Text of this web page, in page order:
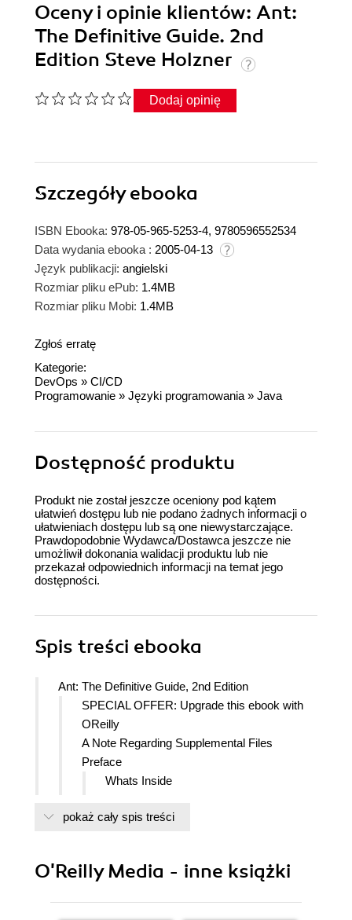
Oceny i opinie klientów: Ant:
The Definitive Guide. 2nd
Edition Steve Holzner
Dodaj opinię
Szczegółyebooka
ISBN Ebooka: 978-05-965-5253-4, 9780596552534
Data wydania ebooka : 2005-04-13
Język publikacji: angielski
Rozmiar pliku ePub: 1.4MB
Rozmiar pliku Mobi: 1.4MB
Zgłoś erratę
Kategorie:
DevOps » CI/CD
Programowanie » Języki programowania » Java
Dostępność produktu
Produkt nie został jeszcze oceniony pod kątem
ułatwień dostępu lub nie podano żadnych informacji o
ułatwieniach dostępu lub są one niewystarczające.
Prawdopodobnie Wydawca/Dostawca jeszcze nie
umożliwił dokonania walidacji produktu lub nie
przekazał odpowiednich informacji na temat jego
dostępności.
Spis treści ebooka
Ant: The Definitive Guide, 2nd Edition
SPECIAL OFFER: Upgrade this ebook with
OReilly
A Note Regarding Supplemental Files
Preface
Whats Inside
What You'll Need
1. Getting Started
pokaż cały spis treści
O'Reilly Media - inne książki